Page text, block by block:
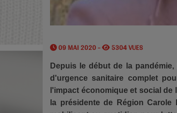
09 MAI 2020 - 5304 VUES
Depuis le début de la
d'urgence sanitaire complet
l'impact économique et social
la présidente de Région